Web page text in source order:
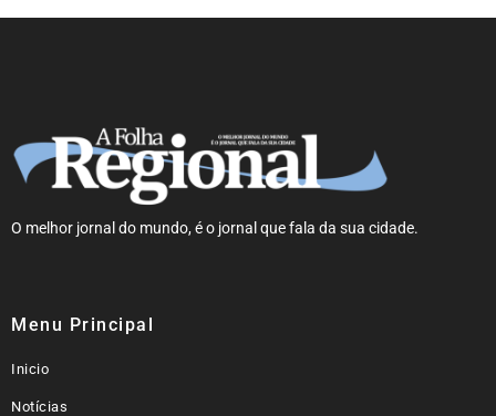
O melhor jornal do mundo, é o jornal que fala da sua cidade.
Menu Principal
Inicio
Notícias